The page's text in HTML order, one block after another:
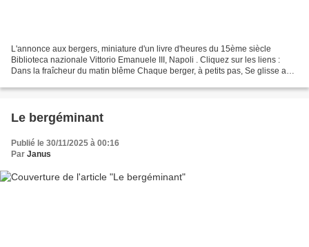
L'annonce aux bergers, miniature d'un livre d'heures du 15ème siècle
Biblioteca nazionale Vittorio Emanuele III, Napoli . Cliquez sur les liens :
Dans la fraîcheur du matin blême Chaque berger, à petits pas, Se glisse au
Le bergéminant
Publié le 30/11/2025 à 00:16
Par Janus